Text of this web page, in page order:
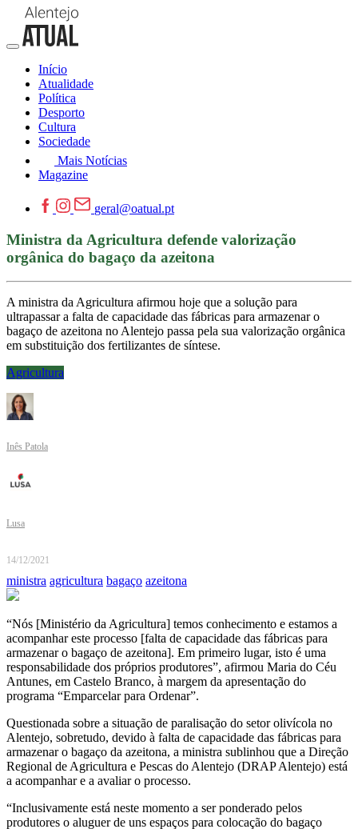
Início
Atualidade
Política
Desporto
Cultura
Sociedade
Mais Notícias
Magazine
geral@oatual.pt
Ministra da Agricultura defende valorização
orgânica do bagaço da azeitona
A ministra da Agricultura afirmou hoje que a solução para
ultrapassar a falta de capacidade das fábricas para armazenar o
bagaço de azeitona no Alentejo passa pela sua valorização orgânica
em substituição dos fertilizantes de síntese.
Agricultura
Inês Patola
Lusa
14/12/2021
ministra agricultura bagaço azeitona
“Nós [Ministério da Agricultura] temos conhecimento e estamos a
acompanhar este processo [falta de capacidade das fábricas para
armazenar o bagaço de azeitona]. Em primeiro lugar, isto é uma
responsabilidade dos próprios produtores”, afirmou Maria do Céu
Antunes, em Castelo Branco, à margem da apresentação do
programa “Emparcelar para Ordenar”.
Questionada sobre a situação de paralisação do setor olivícola no
Alentejo, sobretudo, devido à falta de capacidade das fábricas para
armazenar o bagaço da azeitona, a ministra sublinhou que a Direção
Regional de Agricultura e Pescas do Alentejo (DRAP Alentejo) está
a acompanhar e a avaliar o processo.
“Inclusivamente está neste momento a ser ponderado pelos
produtores o aluguer de uns espaços para colocação do bagaço